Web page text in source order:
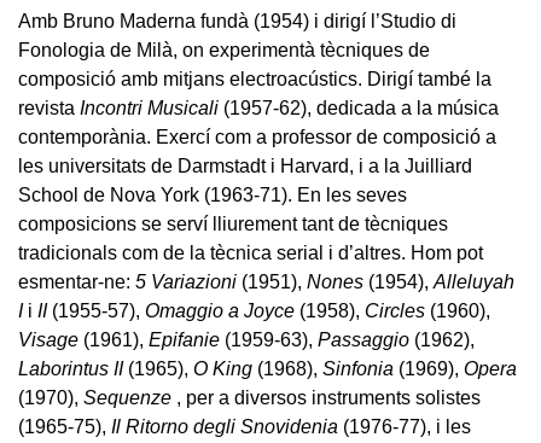
Amb Bruno Maderna fundà (1954) i dirigí l’Studio di
Fonologia de Milà, on experimentà tècniques de
composició amb mitjans electroacústics. Dirigí també la
revista Incontri Musicali (1957-62), dedicada a la música
contemporània. Exercí com a professor de composició a
les universitats de Darmstadt i Harvard, i a la Juilliard
School de Nova York (1963-71). En les seves
composicions se serví lliurement tant de tècniques
tradicionals com de la tècnica serial i d’altres. Hom pot
esmentar-ne: 5 Variazioni (1951), Nones (1954), Alleluyah
Ii II(1955-57), Omaggio a Joyce (1958), Circles (1960),
Visage (1961), Epifanie (1959-63), Passaggio (1962),
Laborintus II(1965), O King (1968), Sinfonia (1969), Opera
(1970), Sequenze , per a diversos instruments solistes
(1965-75), Il Ritorno degli Snovidenia (1976-77), i les